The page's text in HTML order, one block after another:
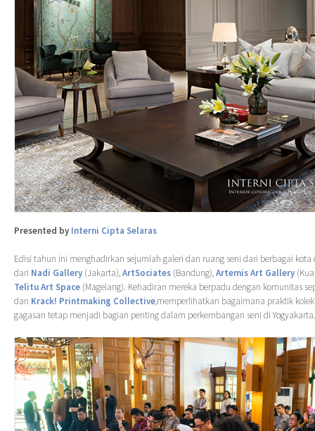
Presented by Interni Cipta Selaras
Edisi tahun ini menghadirkan sejumlah galeri dan ruang seni dari berbagai
dari Nadi Gallery (Jakarta),ArtSociates (Bandung),Artemis Art Gallery
Telitu Art Space (Magelang). Kehadiran mereka berpadu dengan komunitas
dan Krack! Printmaking Collective,memperlihatkan bagaimana praktik
gagasan tetap menjadi bagian penting dalam perkembangan seni di Yogyakarta.